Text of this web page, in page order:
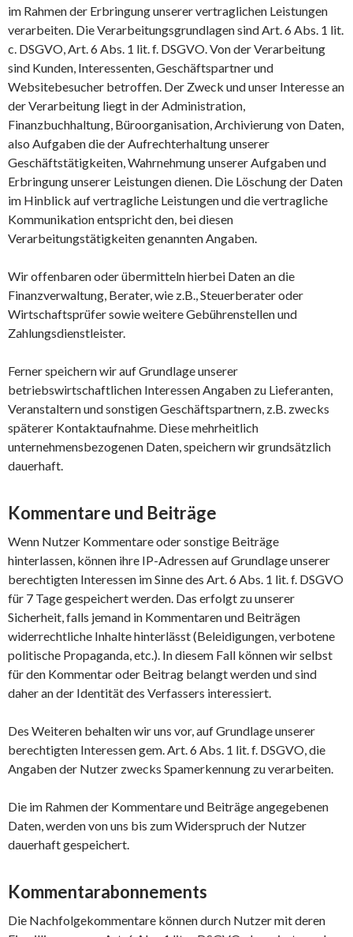
im Rahmen der Erbringung unserer vertraglichen Leistungen
verarbeiten. Die Verarbeitungsgrundlagen sind Art. 6 Abs. 1 lit.
c. DSGVO, Art. 6 Abs. 1 lit. f. DSGVO. Von der Verarbeitung
sind Kunden, Interessenten, Geschäftspartner und
Websitebesucher betroffen. Der Zweck und unser Interesse an
der Verarbeitung liegt in der Administration,
Finanzbuchhaltung, Büroorganisation, Archivierung von Daten,
also Aufgaben die der Aufrechterhaltung unserer
Geschäftstätigkeiten, Wahrnehmung unserer Aufgaben und
Erbringung unserer Leistungen dienen. Die Löschung der Daten
im Hinblick auf vertragliche Leistungen und die vertragliche
Kommunikation entspricht den, bei diesen
Verarbeitungstätigkeiten genannten Angaben.
Wir offenbaren oder übermitteln hierbei Daten an die
Finanzverwaltung, Berater, wie z.B., Steuerberater oder
Wirtschaftsprüfer sowie weitere Gebührenstellen und
Zahlungsdienstleister.
Ferner speichern wir auf Grundlage unserer
betriebswirtschaftlichen Interessen Angaben zu Lieferanten,
Veranstaltern und sonstigen Geschäftspartnern, z.B. zwecks
späterer Kontaktaufnahme. Diese mehrheitlich
unternehmensbezogenen Daten, speichern wir grundsätzlich
dauerhaft.
Kommentare und Beiträge
Wenn Nutzer Kommentare oder sonstige Beiträge
hinterlassen, können ihre IP-Adressen auf Grundlage unserer
berechtigten Interessen im Sinne des Art. 6 Abs. 1 lit. f. DSGVO
für 7 Tage gespeichert werden. Das erfolgt zu unserer
Sicherheit, falls jemand in Kommentaren und Beiträgen
widerrechtliche Inhalte hinterlässt (Beleidigungen, verbotene
politische Propaganda, etc.). In diesem Fall können wir selbst
für den Kommentar oder Beitrag belangt werden und sind
daher an der Identität des Verfassers interessiert.
Des Weiteren behalten wir uns vor, auf Grundlage unserer
berechtigten Interessen gem. Art. 6 Abs. 1 lit. f. DSGVO, die
Angaben der Nutzer zwecks Spamerkennung zu verarbeiten.
Die im Rahmen der Kommentare und Beiträge angegebenen
Daten, werden von uns bis zum Widerspruch der Nutzer
dauerhaft gespeichert.
Kommentarabonnements
Die Nachfolgekommentare können durch Nutzer mit deren